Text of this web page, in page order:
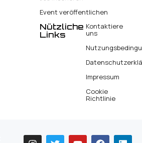
Event veröffentlichen
Nützliche
Links
Kontaktiere
uns
Impressum
Cookie
Richtlinie